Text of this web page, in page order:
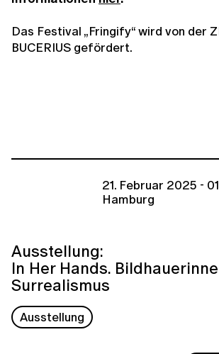
Das Festival „Fringify“ wird von der
BUCERIUS gefördert.
21. Februar 2025 -
Hamburg
Ausstellung:
In Her Hands.
Surrealismus
Ausstellung